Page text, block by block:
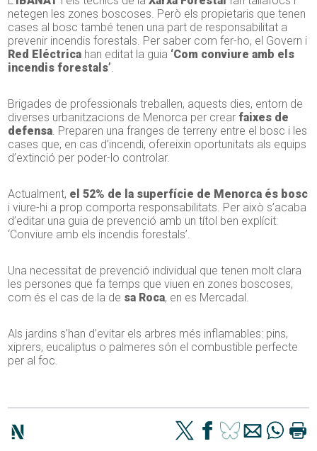
netegen les zones boscoses. Però els propietaris que tenen
cases al bosc també tenen una part de responsabilitat a
prevenir incendis forestals. Per saber com fer-ho, el Govern i
Red Eléctrica han editat la guia ‘Com conviure amb els
incendis forestals’.
Brigades de professionals treballen, aquests dies, entorn de
diverses urbanitzacions de Menorca per crearfaixes de
defensa. Preparen una franges de terreny entre el bosc i les
cases que, en cas d’incendi, ofereixin oportunitats als equips
d’extinció per poder-lo controlar.
Actualment, el 52% de la superfície de Menorca és bosc
i viure-hi a prop comporta responsabilitats. Per això s’acaba
d’editar una guia de prevenció amb un títol ben explícit:
‘Conviure amb els incendis forestals’.
Una necessitat de prevenció individual que tenen molt clara
les persones que fa temps que viuen en zones boscoses,
com és el cas de la de sa Roca, en es Mercadal.
Als jardins s’han d’evitar els arbres més inflamables: pins,
xiprers, eucaliptus o palmeres són el combustible perfecte
per al foc.